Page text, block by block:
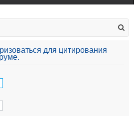
для цитирования